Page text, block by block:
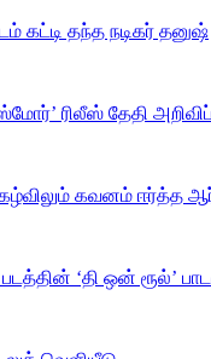
கட்டி தந்த நடிகர் தனுஷ்
ரிலீஸ் தேதி
கவனம் ஈர்த்த
‘தி ஒன் ரூல்’